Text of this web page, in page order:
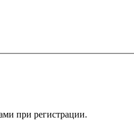
при регистрации.